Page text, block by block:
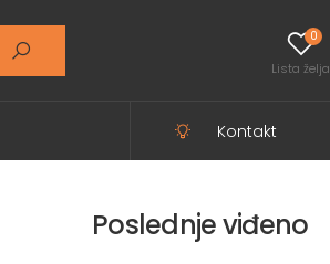
0
Lista želja
Kontakt
Poslednje viđeno